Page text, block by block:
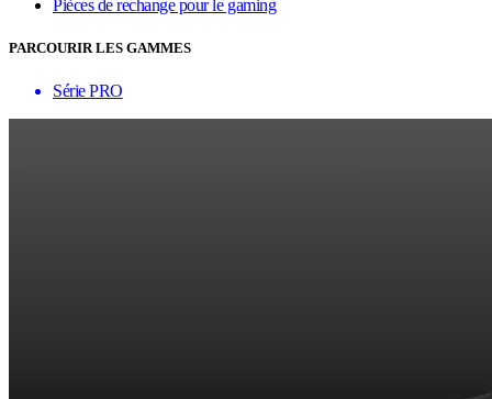
Pièces de rechange pour le gaming
PARCOURIR LES GAMMES
Série PRO